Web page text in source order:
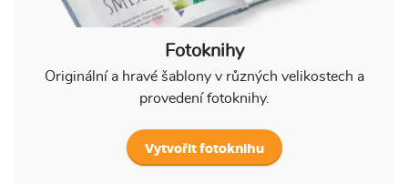
Fotoknihy
Originální a hravé šablony v různých velikostech a
provedení fotoknihy.
Vytvořit fotoknihu